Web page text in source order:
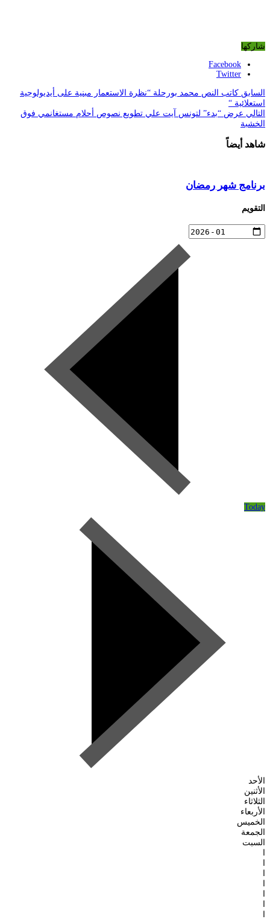
شاركها
Facebook
Twitter
السابق كاتب النص محمد بورحلة “نظرة الاستعمار مبنية على أيديولوجية
استعلائية “
التالي عرض “بدء” لتونس آيت علي تطويع نصوص أحلام مستغانمي فوق
الخشبة
شاهد أيضاً
برنامج شهر رمضان
التقويم
Today
الأحد
الأثنين
الثلاثاء
الأربعاء
الخميس
الجمعة
السبت